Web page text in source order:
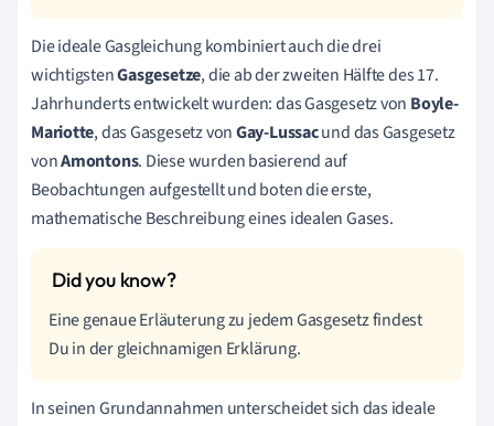
Die ideale Gasgleichung kombiniert auch die drei
wichtigstenGasgesetze, die ab der zweiten Hälfte des 17.
Jahrhunderts entwickelt wurden: das Gasgesetz von Boyle-
Mariotte, das Gasgesetz vonGay-Lussacund das Gasgesetz
vonAmontons. Diese wurden basierend auf
Beobachtungen aufgestellt und boten die erste,
mathematische Beschreibung eines idealen Gases.
Eine genaue Erläuterung zu jedem Gasgesetz findest
Du in der gleichnamigen Erklärung.
In seinen Grundannahmen unterscheidet sich das ideale